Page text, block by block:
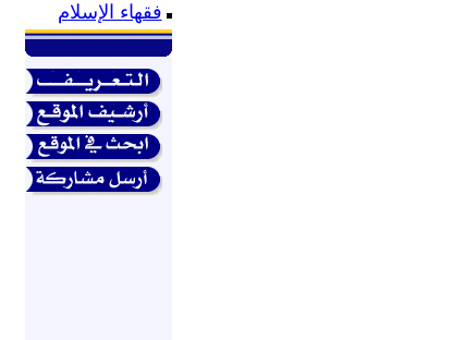
فقهاء الإسلام